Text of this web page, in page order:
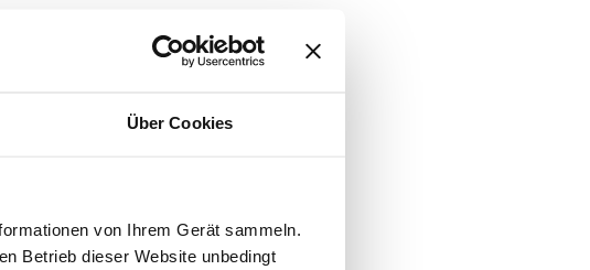
Über Cookies
von Ihrem Gerät sammeln.
Betrieb dieser Website unbedingt